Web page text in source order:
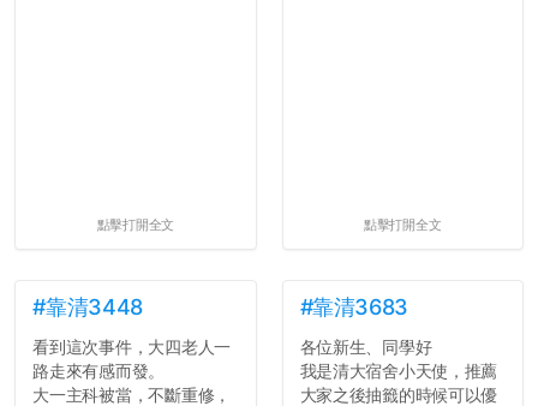
點擊打開全文 點擊打開全文
#靠清3448
看到這次事件，大四老人一
路走來有感而發。
大一主科被當，不斷重修，
#靠清3683
各位新生、同學好
我是清大宿舍小天使，推薦
大家之後抽籤的時候可以優